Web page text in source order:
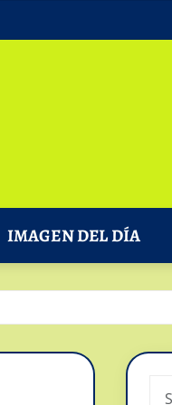
IMAGEN DEL DÍA